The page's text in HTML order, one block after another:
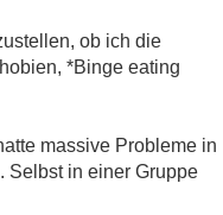
ob ich die
*Binge eating
massive Probleme in
Selbst in einer Gruppe